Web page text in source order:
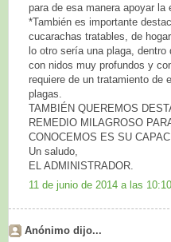
para de esa manera apoyar la
*También es importante
cucarachas tratables, de
lo otro sería una plaga,
con nidos muy profundos y
requiere de un tratamiento de
plagas.
TAMBIÉN QUEREMOS
REMEDIO MILAGROSO
CONOCEMOS ES SU
Un saludo,
EL ADMINISTRADOR.
11 de junio de 2014 a las 10:10
Anónimo dijo...